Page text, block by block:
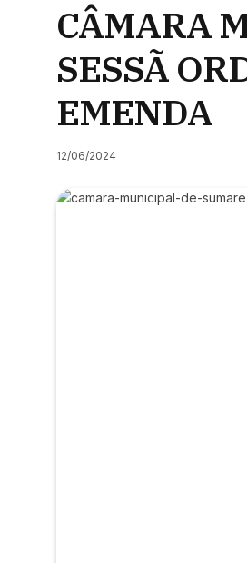
CÂMARA
SESSÃ
EMENDA
12/06/2024